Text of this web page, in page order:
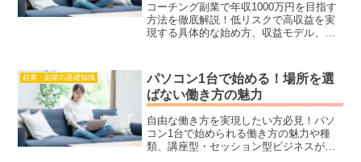
コーチング副業で年収1000万円を目指す
方法を徹底解説！低リスクで高収益を実
現する具体的な始め方、収益モデル、初
心のステップバイステップガイドです。
起業・副業の基礎知識
パソコン1台で始める！場所を選
ばない働き方の魅力
自由な働き方を実現したい方必見！パソ
コン1台で始められる働き方の魅力や種
類、講座型・セッション型ビジネスが初